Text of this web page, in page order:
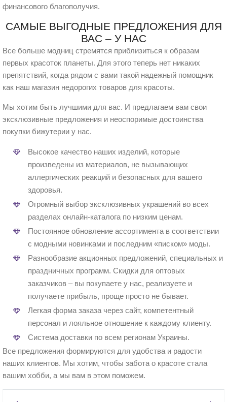
финансового благополучия.
САМЫЕ ВЫГОДНЫЕ ПРЕДЛОЖЕНИЯ ДЛЯ
ВАС – У НАС
Все больше модниц стремятся приблизиться к образам
первых красоток планеты. Для этого теперь нет никаких
препятствий, когда рядом с вами такой надежный помощник
как наш магазин недорогих товаров для красоты.
Мы хотим быть лучшими для вас. И предлагаем вам свои
эксклюзивные предложения и неоспоримые достоинства
покупки бижутерии у нас.
Высокое качество наших изделий, которые
произведены из материалов, не вызывающих
аллергических реакций и безопасных для вашего
здоровья.
Огромный выбор эксклюзивных украшений во всех
разделах онлайн-каталога по низким ценам.
Постоянное обновление ассортимента в соответствии
с модными новинками и последним «писком» моды.
Разнообразие акционных предложений, специальных и
праздничных программ. Скидки для оптовых
заказчиков – вы покупаете у нас, реализуете и
получаете прибыль, проще просто не бывает.
Легкая форма заказа через сайт, компетентный
персонал и лояльное отношение к каждому клиенту.
Система доставки по всем регионам Украины.
Все предложения формируются для удобства и радости
наших клиентов. Мы хотим, чтобы забота о красоте стала
вашим хобби, а мы вам в этом поможем.